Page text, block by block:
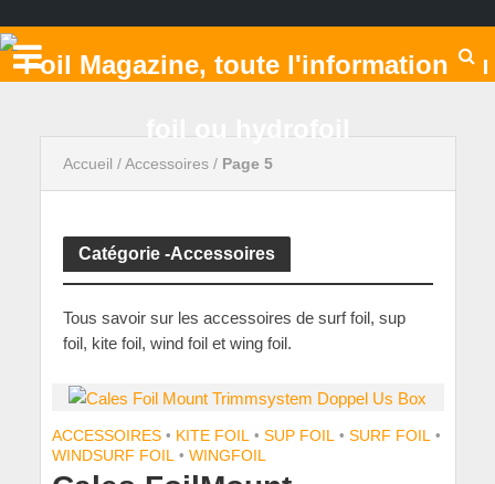
Accueil /Accessoires/ Page 5
Catégorie -Accessoires
Tous savoir sur les accessoires de surf foil, sup
foil, kite foil, wind foil et wing foil.
ACCESSOIRES • KITE FOIL • SUP FOIL • SURF FOIL •
WINDSURF FOIL • WINGFOIL